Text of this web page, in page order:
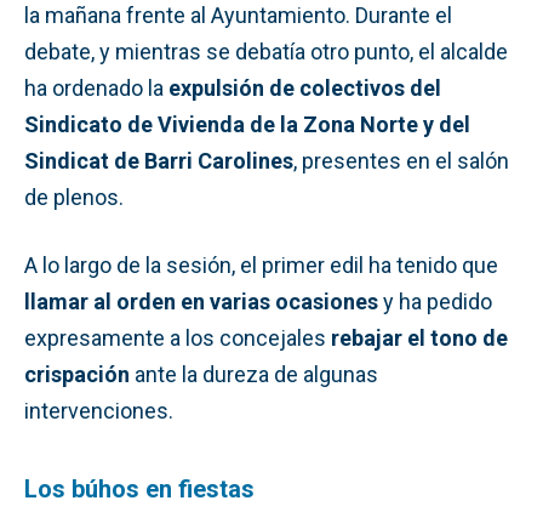
la mañana frente al Ayuntamiento. Durante el
debate, y mientras se debatía otro punto, el alcalde
ha ordenado la expulsión de colectivos del
Sindicato de Vivienda de la Zona Norte y del
Sindicat de Barri Carolines, presentes en el salón
de plenos.
A lo largo de la sesión, el primer edil ha tenido que
llamar al orden en varias ocasionesy ha pedido
expresamente a los concejales rebajar el tono de
crispación ante la dureza de algunas
intervenciones.
Los búhos en fiestas